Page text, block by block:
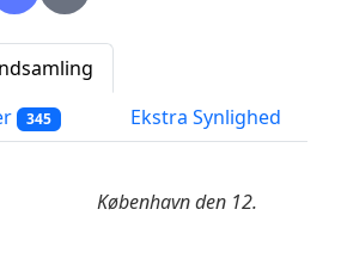
345 Ekstra Synlighed
København den 12.